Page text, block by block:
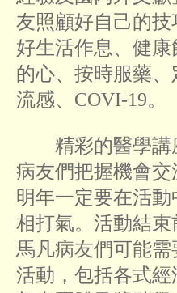
友照顧好自己的
好生活作息、健
的心、按時服藥
流感、COVI-19。
精彩的醫學講
病友們把握機會
明年一定要在活
相打氣。活動結
馬凡病友們可能
活動，包括各式